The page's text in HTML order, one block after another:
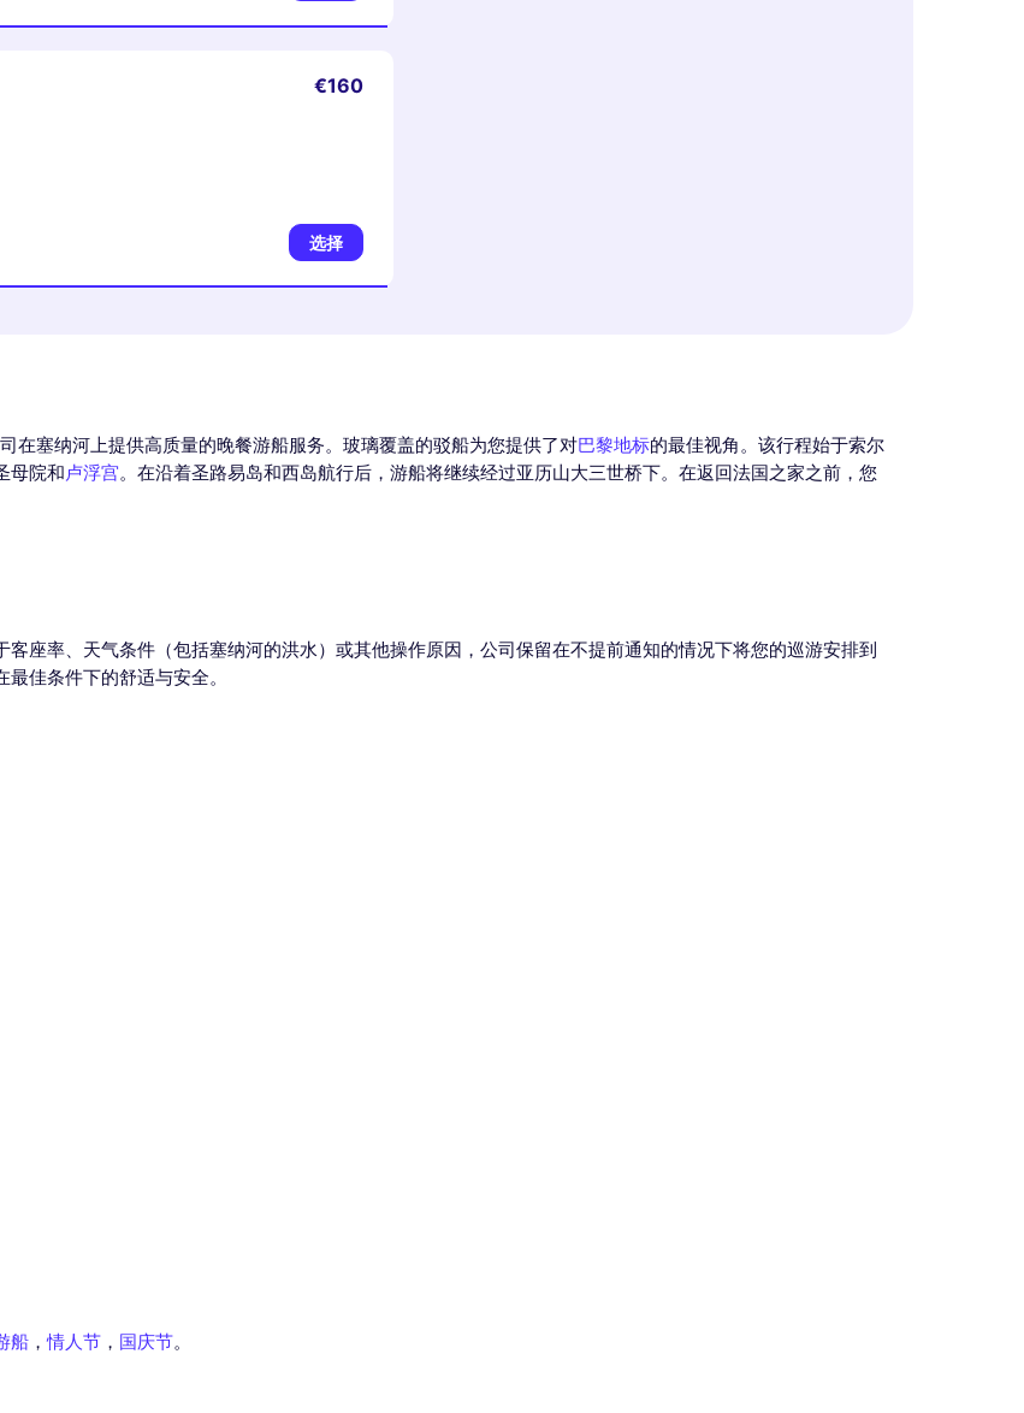
€160
选择
在塞纳河上提供高质量的晚餐游船服务。玻璃覆盖的驳船为您提供了对巴黎地标的最佳视角。该行程始于索尔
母院和卢浮宫。在沿着圣路易岛和西岛航行后，游船将继续经过亚历山大三世桥下。在返回法国之家之前，您
座率、天气条件（包括塞纳河的洪水）或其他操作原因，公司保留在不提前通知的情况下将您的巡游安排到
佳条件下的舒适与安全。
船 ，情人节 ， 国庆节。